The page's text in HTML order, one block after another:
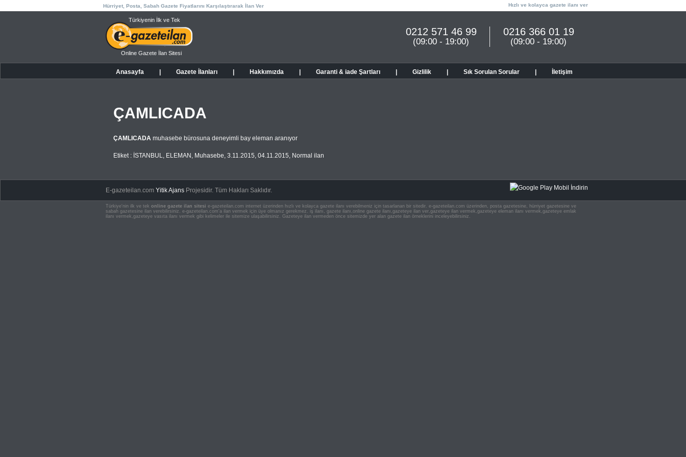
Hürriyet, Posta, Sabah Gazete Fiyatlarını Karşılaştırarak İlan Ver Hızlı ve kolayca gazete ilanı ver
Türkiyenin İlk ve Tek
Online Gazete İlan Sitesi
0216 366 01 19
(09:00 - 19:00)
0212 571 46 99
(09:00 - 19:00)
Anasayfa Gazete İlanları Hakkımızda Garanti & iade Şartları Gizlilik Sık Sorulan Sorular İletişim
ÇAMLICADA
ÇAMLICADA muhasebe bürosuna deneyimli bay eleman aranıyor
Etiket : İSTANBUL, ELEMAN , Muhasebe, 3.11.2015, 04.11.2015, Normal ilan
E-gazeteilan.comYitik Ajans Projesidir.Tüm Hakları Saklıdır.
Türkiye'nin ilk ve tek online gazete ilan sitesi e-gazeteilan.com internet üzerinden hızlı ve kolayca gazete ilanı verebilmeniz için tasarlanan bir sitedir. e-gazeteilan.com üzerinden, posta gazetesine, hürriyet gazetesine ve
sabah gazetesine ilan verebilirsiniz. e-gazeteilan.com'a ilan vermek için üye olmanız gerekmez. iş ilanı, gazete ilanı,online gazete ilanı,gazeteye ilan ver,gazeteye ilan vermek,gazeteye eleman ilanı vermek,gazeteye emlak
ilanı vermek,gazeteye vasıta ilanı vermek gibi kelimeler ile sitemize ulaşabilirsiniz. Gazeteye ilan vermeden önce sitemizde yer alan gazete ilan örneklerini inceleyebilirsiniz.